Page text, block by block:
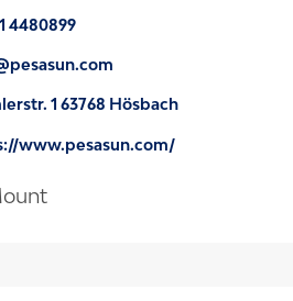
4480899
1 63768 Hösbach
www.pesasun.com/